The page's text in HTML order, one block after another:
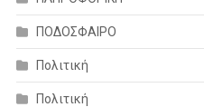
ΠΟΔΟΣΦΑΙΡΟ
Πολιτική
Πολιτική